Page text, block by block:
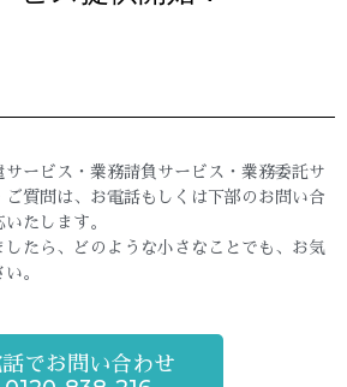
ービス・業務請負サービス・業務委託サ
質問は、お電話もしくは下部のお問い合
たします。
たら、どのような小さなことでも、お気
。
でお問い合わせ